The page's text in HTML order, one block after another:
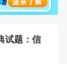
试题：信